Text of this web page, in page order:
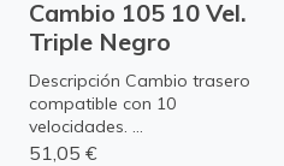
Cambio 105 10 Vel.
Triple Negro
Descripción Cambio trasero
compatible con 10
velocidades. ...
51,05 €